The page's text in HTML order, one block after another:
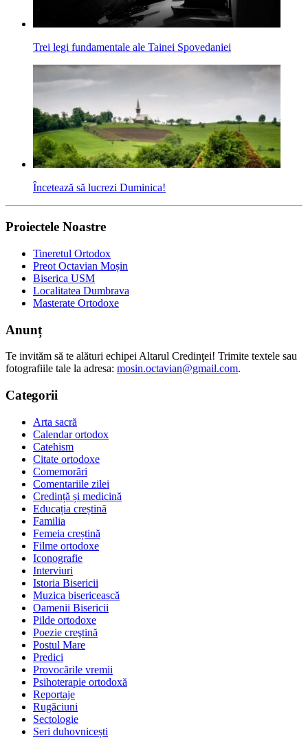
Trei legi fundamentale ale Tainei Spoveda­niei
Încetează să lucrezi Duminica!
Proiectele Noastre
Tineretul Ortodox
Preot Octavian Moșin
Biserica USM
Localitatea Dumbrava
Masterate Ortodoxe
Anunț
Te invităm să te alături echipei Altarul Credinţei! Trimite textele sau
fotografiile tale la adresa: mosin.octavian@gmail.com.
Categorii
Arta sacră
Calendar ortodox
Catehism
Citate ortodoxe
Comemorări
Comentariile zilei
Credință și medicină
Educația creștină
Familia
Femeia creștină
Filme ortodoxe
Iconografie
Interviuri
Istoria Bisericii
Muzica bisericească
Oamenii Bisericii
Pilde ortodoxe
Poezie creştină
Postul Mare
Predici
Provocările vremii
Psihoterapie ortodoxă
Reportaje
Rugăciuni
Sectologie
Seri duhovnicești